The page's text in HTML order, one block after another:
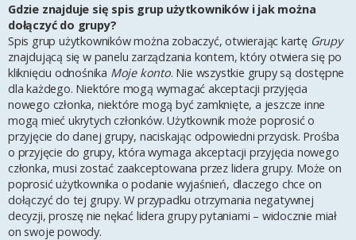
Gdzie znajduje się spis grup użytkowników i jak można
dołączyć do grupy?
Spis grup użytkowników można zobaczyć, otwierając kartę Grupy
znajdującą się w panelu zarządzania kontem, który otwiera się po
kliknięciu odnośnika Moje konto. Nie wszystkie grupy są dostępne
dla każdego. Niektóre mogą wymagać akceptacji przyjęcia
nowego członka, niektóre mogą być zamknięte, a jeszcze inne
mogą mieć ukrytych członków. Użytkownik może poprosić o
przyjęcie do danej grupy, naciskając odpowiedni przycisk. Prośba
o przyjęcie do grupy, która wymaga akceptacji przyjęcia nowego
członka, musi zostać zaakceptowana przez lidera grupy. Może on
poprosić użytkownika o podanie wyjaśnień, dlaczego chce on
dołączyć do tej grupy. W przypadku otrzymania negatywnej
decyzji, proszę nie nękać lidera grupy pytaniami – widocznie miał
on swoje powody.